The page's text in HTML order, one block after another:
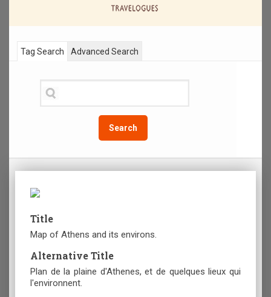
Tag Search
Search
Advanced Search
Title
Map of Athens and its environs.
Alternative Title
Plan de la plaine d'Athenes, et de quelques lieux qui
l'environnent.